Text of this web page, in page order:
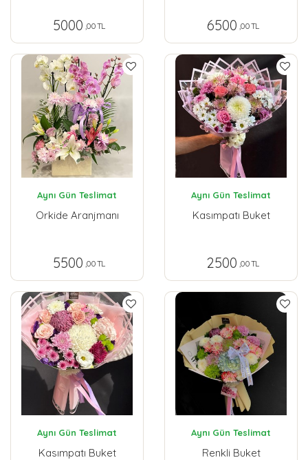
5000 ,00 TL 6500 ,00 TL
Aynı Gün Teslimat
Orkide Aranjmanı
5500 ,00 TL
Aynı Gün Teslimat
Kasımpatı Buket
2500 ,00 TL
Aynı Gün Teslimat
Kasımpatı Buket
Aynı Gün Teslimat
Renkli Buket